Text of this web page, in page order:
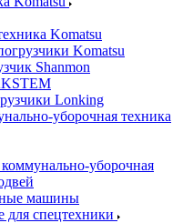
Komatsu
Komatsu
Shanmon
Lonking
уборочная техника
уборочная
машины
для спецтехники